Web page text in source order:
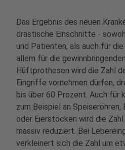
Das Ergebnis des neuen
drastische Einschnitte -
und Patienten, als auch für die
allem für die
Hüftprothesen wird die Zahl
Eingriffe vornehmen dürfen,
bis über 60 Prozent. Auch für
zum Beispiel an
oder Eierstöcken wird die
massiv reduziert. Bei
verkleinert sich die Zahl um